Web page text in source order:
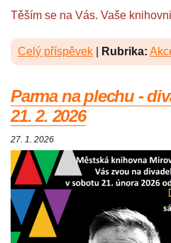
Těším se na Vás. Vaše
Celý příspěvek Rubrika:
Parma na plechu -
21. 2. 2026
27. 1. 2026